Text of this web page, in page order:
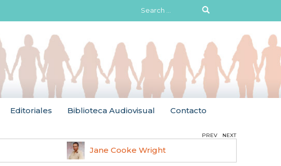
Search
for:
Editoriales Biblioteca Audiovisual Contacto
Jane Cooke Wright
PREV NEXT